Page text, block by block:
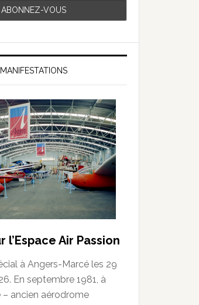
MANIFESTATIONS
l’Espace Air Passion
à Angers-Marcé les 29
En septembre 1981, à
ancien aérodrome